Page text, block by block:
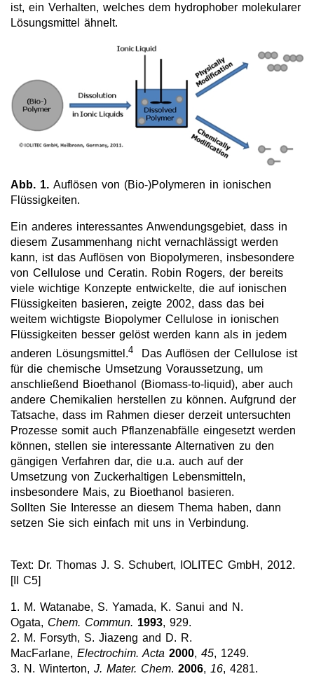
Kontakt
ist, ein Verhalten, welches dem hydrophober molekularer
Lösungsmittel ähnelt.
Abb. 1. Auflösen von (Bio-)Polymeren in ionischen
Flüssigkeiten.
Ein anderes interessantes Anwendungsgebiet, dass in
diesem Zusammenhang nicht vernachlässigt werden
kann, ist das Auflösen von Biopolymeren, insbesondere
von Cellulose und Ceratin. Robin Rogers, der bereits
viele wichtige Konzepte entwickelte, die auf ionischen
Flüssigkeiten basieren, zeigte 2002, dass das bei
weitem wichtigste Biopolymer Cellulose in ionischen
Flüssigkeiten besser gelöst werden kann als in jedem
anderen Lösungsmittel.4 Das Auflösen der Cellulose ist
für die chemische Umsetzung Voraussetzung, um
anschließend Bioethanol (Biomass-to-liquid), aber auch
andere Chemikalien herstellen zu können. Aufgrund der
Tatsache, dass im Rahmen dieser derzeit untersuchten
Prozesse somit auch Pflanzenabfälle eingesetzt werden
können, stellen sie interessante Alternativen zu den
gängigen Verfahren dar, die u.a. auch auf der
Umsetzung von Zuckerhaltigen Lebensmitteln,
insbesondere Mais, zu Bioethanol basieren.
Sollten Sie Interesse an diesem Thema haben, dann
setzen Sie sich einfach mit uns in Verbindung.
Text: Dr. Thomas J. S. Schubert, IOLITEC GmbH, 2012.
[II C5]
1. M. Watanabe, S. Yamada, K. Sanui and N.
Ogata, Chem. Commun. 1993, 929.
2. M. Forsyth, S. Jiazeng and D. R.
MacFarlane, Electrochim. Acta 2000, 45, 1249.
3. N. Winterton, J. Mater. Chem. 2006, 16, 4281.